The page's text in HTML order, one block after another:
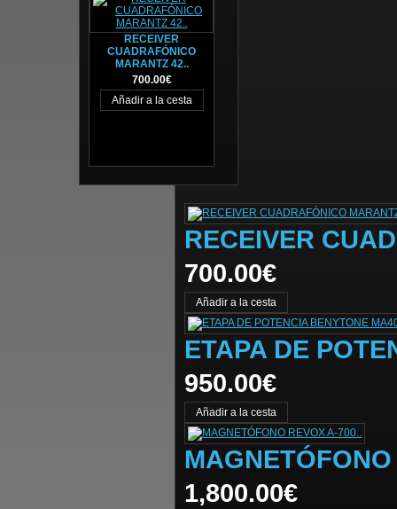
RECEIVER
CUADRAFÓNICO
MARANTZ 42..
700.00€
RECEIVER
700.00€
ETAPA DE
950.00€
1,800.00€